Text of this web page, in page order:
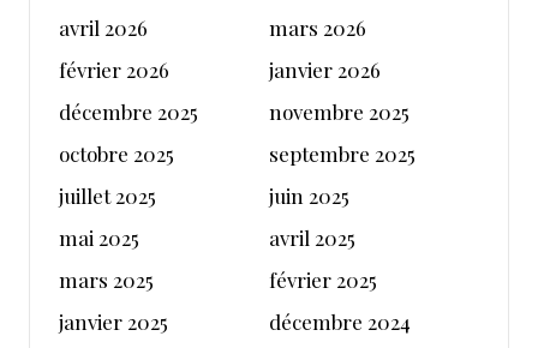
avril 2026
mars 2026
février 2026
janvier 2026
décembre 2025
novembre 2025
octobre 2025
septembre 2025
juillet 2025
juin 2025
mai 2025
avril 2025
mars 2025
février 2025
janvier 2025
décembre 2024